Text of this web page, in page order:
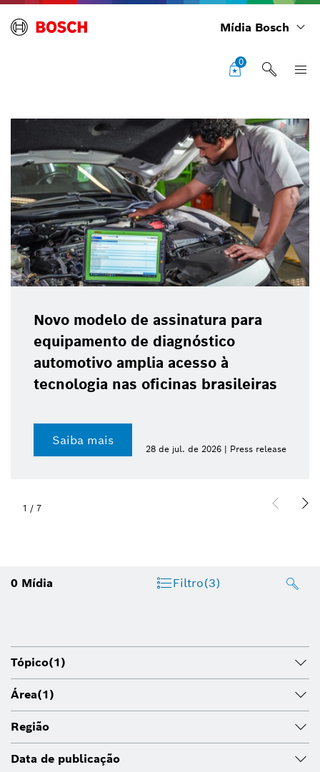
Mídia Bosch
0
Novo modelo de assinatura para
equipamento de diagnóstico
automotivo amplia acesso à
tecnologia nas oficinas brasileiras
Saiba mais
28 de jul. de 2026 | Press release
1 / 7
0 Mídia Filtro(3)
Tópico(1)
Área(1)
Região
Data de publicação